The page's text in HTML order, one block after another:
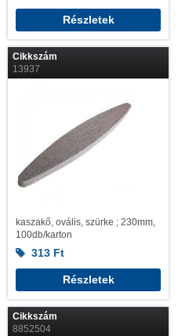
Részletek
Cikkszám
13937
kaszakő, ovális, szürke ; 230mm,
100db/karton
313 Ft
Részletek
Cikkszám
8852504